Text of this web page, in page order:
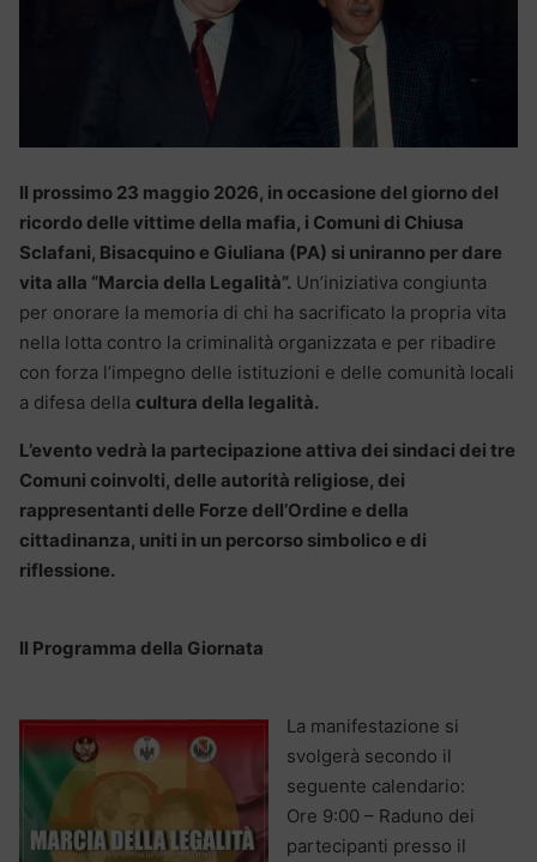
Il prossimo 23 maggio 2026, in occasione del giorno del
ricordo delle vittime della mafia, i Comuni di Chiusa
Sclafani, Bisacquino e Giuliana (PA) si uniranno per dare
vita alla “Marcia della Legalità”. Un’iniziativa congiunta
per onorare la memoria di chi ha sacrificato la propria vita
nella lotta contro la criminalità organizzata e per ribadire
con forza l’impegno delle istituzioni e delle comunità locali
a difesa della cultura della legalità.
​L’evento vedrà la partecipazione attiva dei sindaci dei tre
Comuni coinvolti, delle autorità religiose, dei
rappresentanti delle Forze dell’Ordine e della
cittadinanza, uniti in un percorso simbolico e di
riflessione.
Il Programma della Giornata
La manifestazione si
svolgerà secondo il
seguente calendario:
​Ore 9:00 – Raduno dei
partecipanti presso il